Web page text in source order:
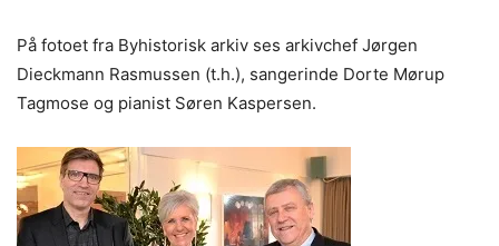
På fotoet fra Byhistorisk arkiv ses arkivchef Jørgen
Dieckmann Rasmussen (t.h.), sangerinde Dorte Mørup
Tagmose og pianist Søren Kaspersen.